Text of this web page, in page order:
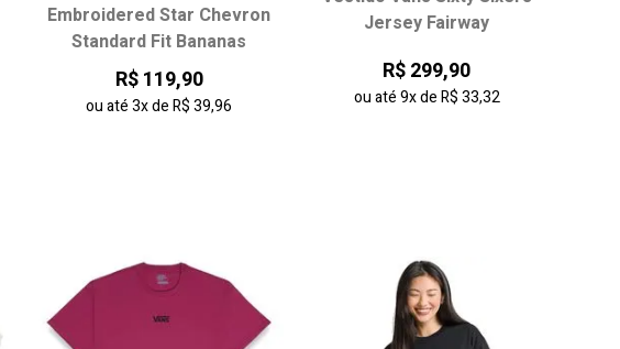
Escolha seu tamanho:
PP
P M G
Escolha seu tamanho:
GG
Embroidered Star Chevron
Standard Fit Bananas
R$ 119,90
ou até3xdeR$ 39,96
Jersey Fairway
R$ 299,90
ou até9xdeR$ 33,32